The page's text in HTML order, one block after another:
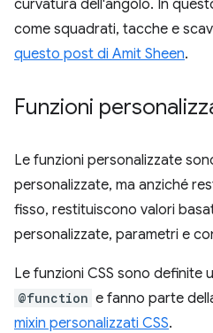
curvatura dell'angolo. In
come squadrati, tacche e
questo post di Amit Sheen.
Funzioni
Le funzioni personalizzate
personalizzate, ma anziché
fisso, restituiscono valori
personalizzate, parametri e
Le funzioni CSS sono definite
@function e fanno parte
mixin personalizzati CSS.